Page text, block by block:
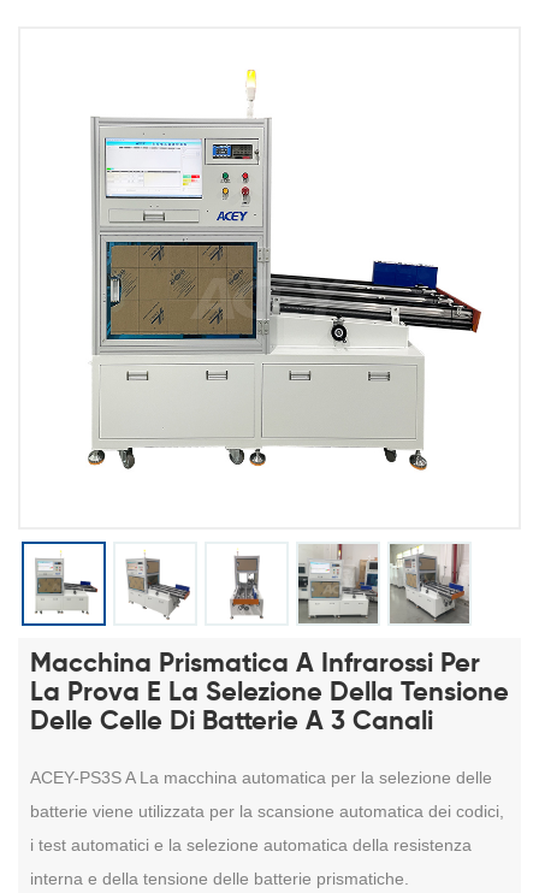
Macchina Prismatica A Infrarossi Per
La Prova E La Selezione Della Tensione
Delle Celle Di Batterie A 3 Canali
ACEY-PS3S A La macchina automatica per la selezione delle
batterie viene utilizzata per la scansione automatica dei codici,
i test automatici e la selezione automatica della resistenza
interna e della tensione delle batterie prismatiche.